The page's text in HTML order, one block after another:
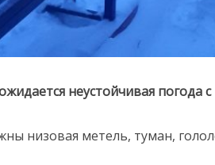
неустойчивая погода
низовая метель, туман,